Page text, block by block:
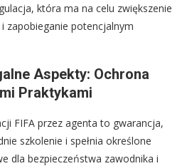
która ma na celu zwiększenie
zapobieganie potencjalnym
Aspekty: Ochrona
Praktykami
FIFA przez agenta to gwarancja,
szkolenie i spełnia określone
dla bezpieczeństwa zawodnika i